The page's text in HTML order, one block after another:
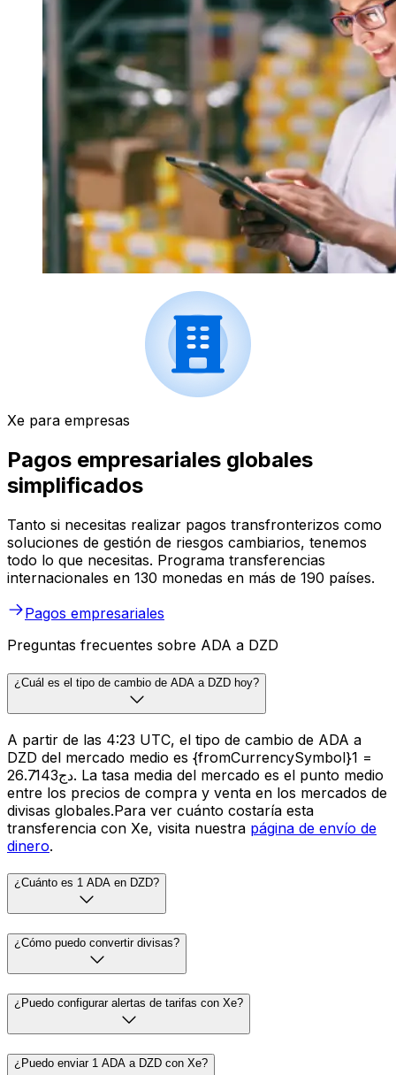
Xe para empresas
Pagos empresariales globales
simplificados
Tanto si necesitas realizar pagos transfronterizos como
soluciones de gestión de riesgos cambiarios, tenemos
todo lo que necesitas. Programa transferencias
internacionales en 130 monedas en más de 190 países.
Pagos empresariales
Preguntas frecuentes sobre ADA a DZD
¿Cuál es el tipo de cambio de ADA a DZD hoy?
A partir de las 4:23 UTC, el tipo de cambio de ADA a
DZD del mercado medio es {fromCurrencySymbol}1 =
دج26.7143. La tasa media del mercado es el punto medio
entre los precios de compra y venta en los mercados de
divisas globales.Para ver cuánto costaría esta
transferencia con Xe, visita nuestra página de envío de
dinero.
¿Cuánto es 1 ADA en DZD?
¿Cómo puedo convertir divisas?
¿Puedo configurar alertas de tarifas con Xe?
¿Puedo enviar 1 ADA a DZD con Xe?